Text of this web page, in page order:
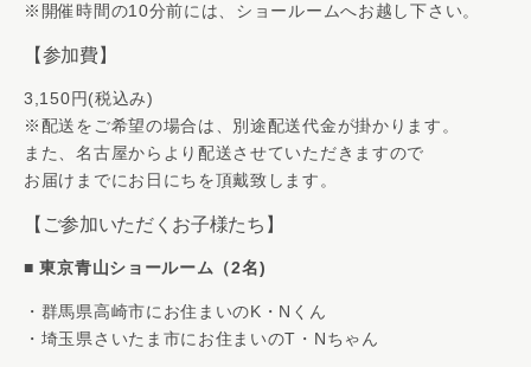
※開催時間の10分前には、ショールームへお越し下さい。
【参加費】
3,150円(税込み)
※配送をご希望の場合は、別途配送代金が掛かります。
また、名古屋からより配送させていただきますので
お届けまでにお日にちを頂戴致します。
【ご参加いただくお子様たち】
■東京青山ショールーム（2名)
・群馬県高崎市にお住まいのK・Nくん
・埼玉県さいたま市にお住まいのT・Nちゃん